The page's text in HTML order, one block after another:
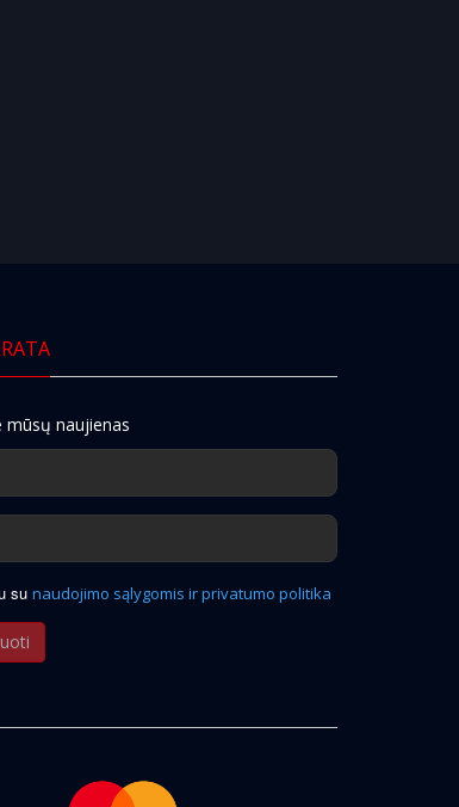
mūsų naujienas
su naudojimo sąlygomis ir privatumo politika